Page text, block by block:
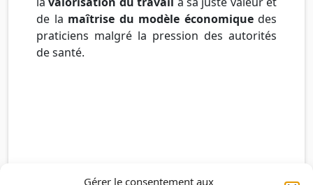
Gérer le consentement aux
de la maîtrise du modèle économiquedes
praticiens malgré la pression des autorités
de santé.